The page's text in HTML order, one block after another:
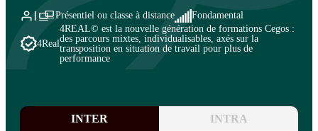
Présentiel ou classe à distance Fondamental
4Real
4REAL© est la nouvelle génération de formations Cegos :
des parcours mixtes, individualisables, axés sur la
transposition en situation de travail pour plus de
performance
INTER INTRA